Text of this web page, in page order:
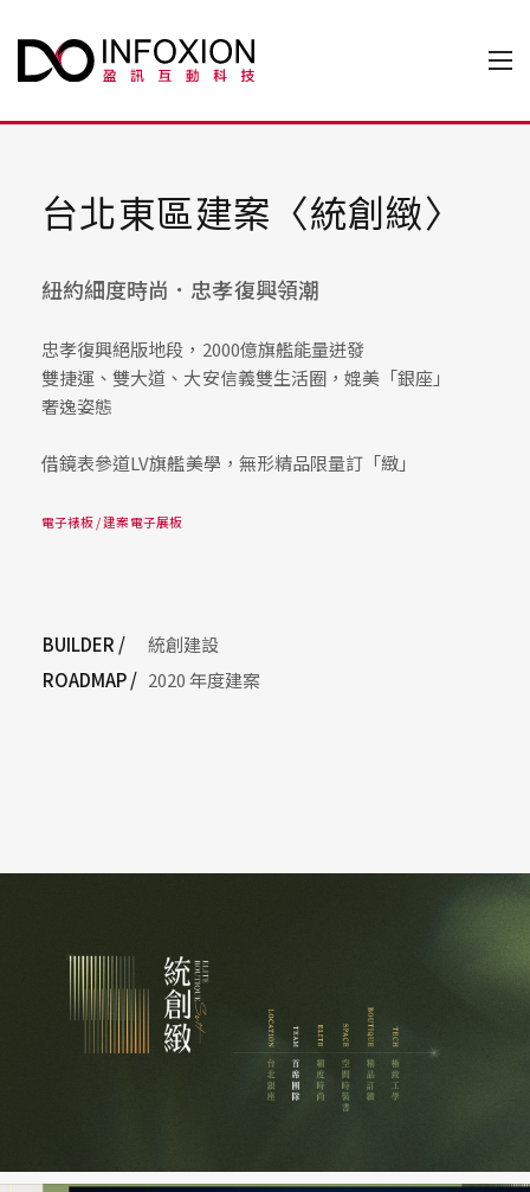
台北東區建案〈統創緻〉
紐約細度時尚．忠孝復興領潮
忠孝復興絕版地段，2000億旗艦能量迸發
雙捷運、雙大道、大安信義雙生活圈，媲美「銀座」
奢逸姿態
借鏡表參道LV旗艦美學，無形精品限量訂「緻」
電子裱板 / 建案電子展板
BUILDER /
統創建設
ROADMAP / 2020 年度建案